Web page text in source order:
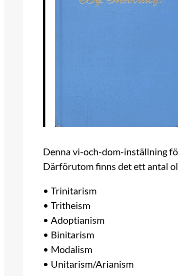
Denna vi-och-dom-inställning
Därförutom finns det ett antal
• Trinitarism
• Tritheism
• Adoptianism
• Binitarism
• Modalism
• Unitarism/Arianism